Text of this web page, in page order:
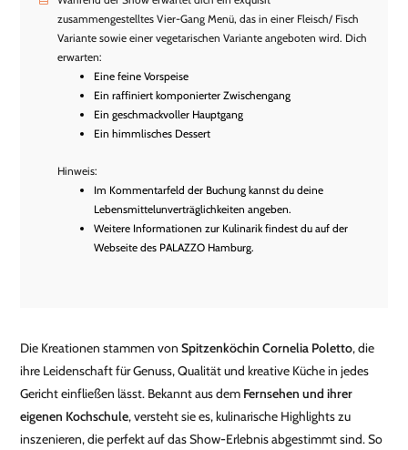
zusammengestelltes Vier-Gang Menü, das in einer Fleisch/ Fisch
Variante sowie einer vegetarischen Variante angeboten wird. Dich
erwarten:
Eine feine Vorspeise
Ein raffiniert komponierter Zwischengang
Ein geschmackvoller Hauptgang
Ein himmlisches Dessert
Hinweis:
Im Kommentarfeld der Buchung kannst du deine
Lebensmittelunverträglichkeiten angeben.
Weitere Informationen zur Kulinarik findest du auf der
Webseite des PALAZZO Hamburg.
Die Kreationen stammen von Spitzenköchin Cornelia Poletto, die
ihre Leidenschaft für Genuss, Qualität und kreative Küche in jedes
Gericht einfließen lässt. Bekannt aus dem Fernsehen und ihrer
eigenen Kochschule, versteht sie es, kulinarische Highlights zu
inszenieren, die perfekt auf das Show-Erlebnis abgestimmt sind. So